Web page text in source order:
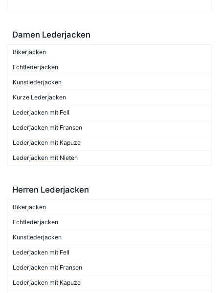
Damen Lederjacken
Bikerjacken
Echtlederjacken
Kunstlederjacken
Kurze Lederjacken
Lederjacken mit Fell
Lederjacken mit Fransen
Lederjacken mit Kapuze
Lederjacken mit Nieten
Herren Lederjacken
Bikerjacken
Echtlederjacken
Kunstlederjacken
Lederjacken mit Fell
Lederjacken mit Fransen
Lederjacken mit Kapuze